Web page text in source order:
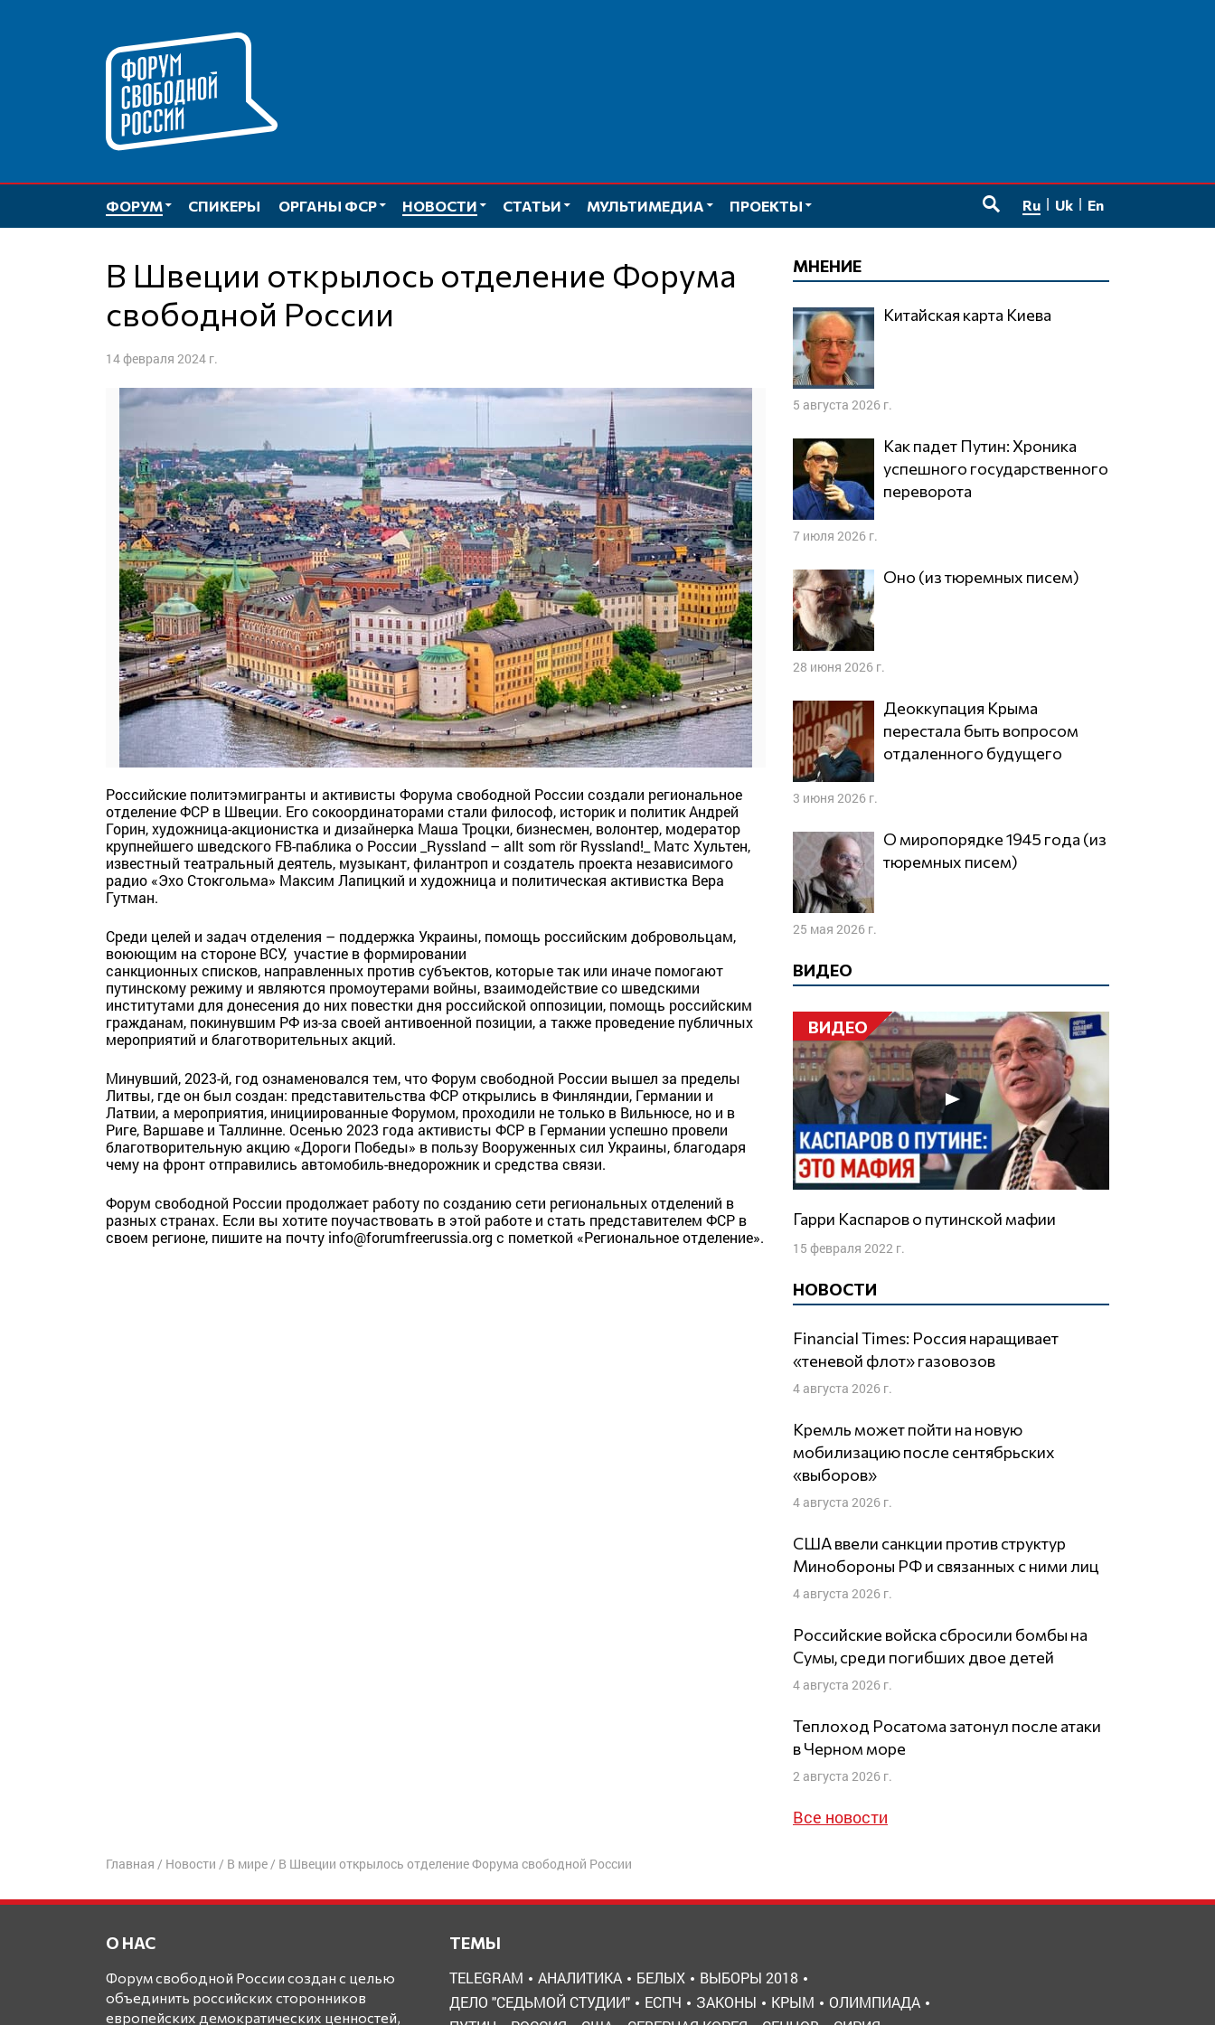
ФОРУМ СПИКЕРЫ ОРГАНЫ ФСР НОВОСТИ СТАТЬИ МУЛЬТИМЕДИА
ПРОЕКТЫ
Ru Uk En
В Швеции открылось отделение Форума
свободной России
14 февраля 2024 г.
Российские политэмигранты и активисты Форума свободной России создали региональное
отделение ФСР в Швеции. Его сокоординаторами стали философ, историк и политик Андрей
Горин, художница-акционистка и дизайнерка Маша Троцки, бизнесмен, волонтер, модератор
крупнейшего шведского FB-паблика о России _Ryssland – allt som rör Ryssland!_ Матс Хультен,
известный театральный деятель, музыкант, филантроп и создатель проекта независимого
радио «Эхо Стокгольма» Максим Лапицкий и художница и политическая активистка Вера
Гутман.
Среди целей и задач отделения – поддержка Украины, помощь российским добровольцам,
воюющим на стороне ВСУ, участие в формировании
санкционных списков, направленных против субъектов, которые так или иначе помогают
путинскому режиму и являются промоутерами войны, взаимодействие со шведскими
институтами для донесения до них повестки дня российской оппозиции, помощь российским
гражданам, покинувшим РФ из-за своей антивоенной позиции, а также проведение публичных
мероприятий и благотворительных акций.
Минувший, 2023-й, год ознаменовался тем, что Форум свободной России вышел за пределы
Литвы, где он был создан: представительства ФСР открылись в Финляндии, Германии и
Латвии, а мероприятия, инициированные Форумом, проходили не только в Вильнюсе, но и в
Риге, Варшаве и Таллинне. Осенью 2023 года активисты ФСР в Германии успешно провели
благотворительную акцию «Дороги Победы» в пользу Вооруженных сил Украины, благодаря
чему на фронт отправились автомобиль-внедорожник и средства связи.
Форум свободной России продолжает работу по созданию сети региональных отделений в
разных странах. Если вы хотите поучаствовать в этой работе и стать представителем ФСР в
своем регионе, пишите на почту info@forumfreerussia.org с пометкой «Региональное отделение».
МНЕНИЕ
Китайская карта Киева
5 августа 2026 г.
Как падет Путин: Хроника
успешного государственного
переворота
7 июля 2026 г.
Оно (из тюремных писем)
28 июня 2026 г.
Деоккупация Крыма
перестала быть вопросом
отдаленного будущего
3 июня 2026 г.
О миропорядке 1945 года (из
тюремных писем)
25 мая 2026 г.
ВИДЕО
ВИДЕО
Гарри Каспаров о путинской мафии
15 февраля 2022 г.
НОВОСТИ
Financial Times: Россия наращивает
«теневой флот» газовозов
4 августа 2026 г.
Кремль может пойти на новую
мобилизацию после сентябрьских
«выборов»
4 августа 2026 г.
США ввели санкции против структур
Минобороны РФ и связанных с ними лиц
4 августа 2026 г.
Российские войска сбросили бомбы на
Сумы, среди погибших двое детей
4 августа 2026 г.
Теплоход Росатома затонул после атаки
в Черном море
2 августа 2026 г.
Все новости
Главная / Новости / В мире/ В Швеции открылось отделение Форума свободной России
О НАС
Форум свободной России создан с целью
объединить российских сторонников
европейских демократических ценностей,
ТЕМЫ
TELEGRAM АНАЛИТИКА БЕЛЫХ
ВЫБОРЫ 2018
ДЕЛО "СЕДЬМОЙ СТУДИИ"
ЕСПЧ ЗАКОНЫ КРЫМ
ОЛИМПИАДА